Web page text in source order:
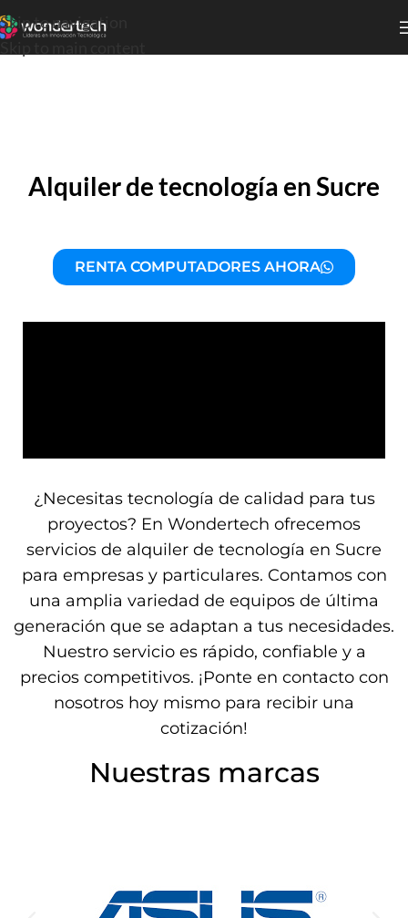
Skip to navigation
Alquiler de tecnología en Sucre
RENTA COMPUTADORES AHORA
¿Necesitas tecnología de calidad para tus
proyectos? En Wondertech ofrecemos
servicios de alquiler de tecnología en Sucre
para empresas y particulares. Contamos con
una amplia variedad de equipos de última
generación que se adaptan a tus necesidades.
Nuestro servicio es rápido, confiable y a
precios competitivos. ¡Ponte en contacto con
nosotros hoy mismo para recibir una
cotización!
Nuestras marcas